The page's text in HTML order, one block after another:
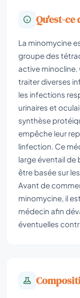
Qu'est-ce
La minomycine
groupe des
active
traiter diverses
les infections
urinaires et
synthèse
empêche leur
linfection. Ce
large éventail de
être basée sur
Avant de
minomycine, il
médecin afin
éventuelles